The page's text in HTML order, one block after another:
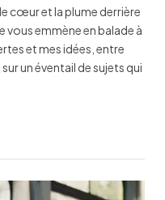
cœur et la plume derrière
vous emmène en balade à
et mes idées, entre
un éventail de sujets qui